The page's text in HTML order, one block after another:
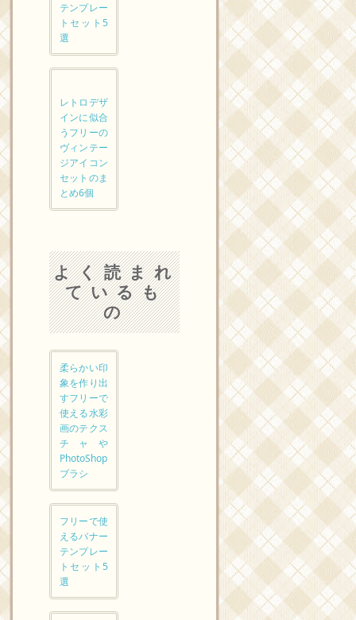
テンプレー
トセット5
選
レトロデザ
インに似合
うフリーの
ヴィンテー
ジアイコン
セットのま
とめ6個
よく読まれ
ているも
の
柔らかい印
象を作り出
すフリーで
使える水彩
画のテクス
チャや
PhotoShop
ブラシ
フリーで使
えるバナー
テンプレー
トセット5
選